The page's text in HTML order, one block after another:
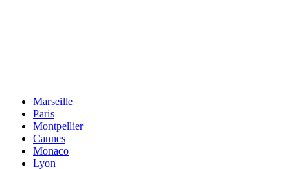
Marseille
Paris
Montpellier
Cannes
Monaco
Lyon